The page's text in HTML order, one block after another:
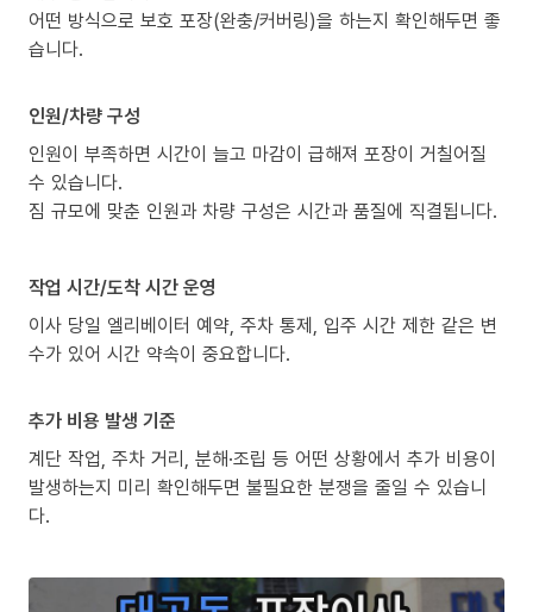
어떤 방식으로 보호 포장(완충/커버링)을 하는지 확인해두면 좋
습니다.
인원/차량 구성
인원이 부족하면 시간이 늘고 마감이 급해져 포장이 거칠어질
수 있습니다.
짐 규모에 맞춘 인원과 차량 구성은 시간과 품질에 직결됩니다.
작업 시간/도착 시간 운영
이사 당일 엘리베이터 예약, 주차 통제, 입주 시간 제한 같은 변
수가 있어 시간 약속이 중요합니다.
추가 비용 발생 기준
계단 작업, 주차 거리, 분해·조립 등 어떤 상황에서 추가 비용이
발생하는지 미리 확인해두면 불필요한 분쟁을 줄일 수 있습니
다.